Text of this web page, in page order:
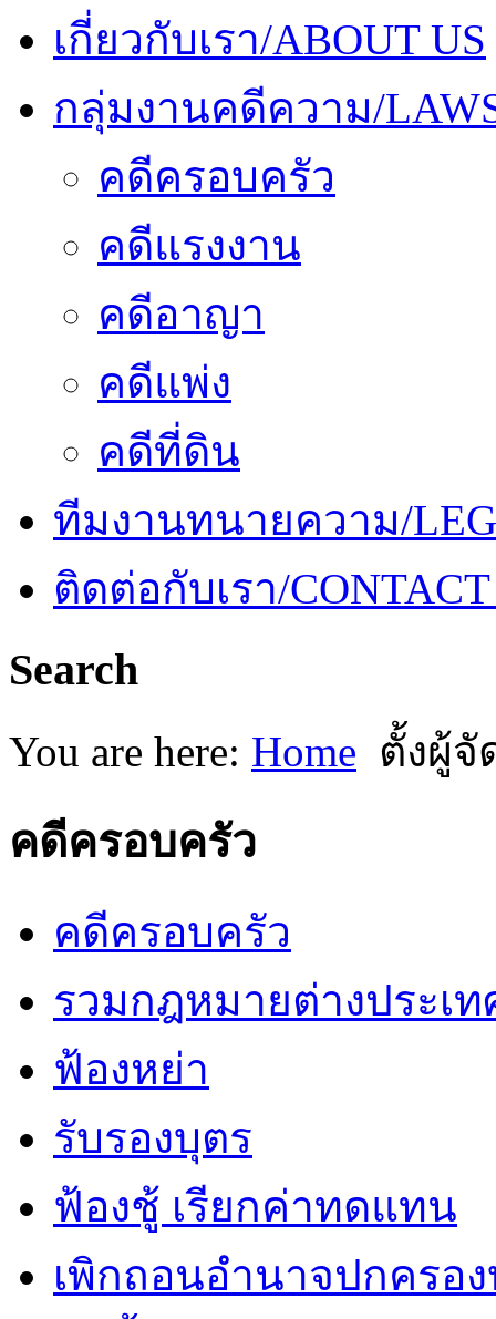
เกี่ยวกับเรา/ABOUT US
กลุ่มงานคดีความ/
คดีครอบครัว
คดีแรงงาน
คดีอาญา
คดีแพ่ง
คดีที่ดิน
ทีมงานทนายความ/
ติดต่อกับเรา/CONTACT
Search
You are here: Home ตั้งผู้จั
คดีครอบครัว
คดีครอบครัว
รวมกฎหมายต่างประเท
ฟ้องหย่า
รับรองบุตร
ฟ้องชู้ เรียกค่าทดแทน
เพิกถอนอำนาจปกครอ